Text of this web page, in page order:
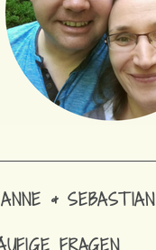
& SEBASTIAN
FRAGEN